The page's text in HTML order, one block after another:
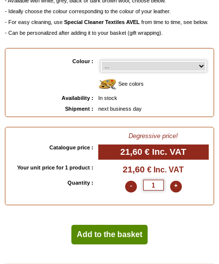
- Ideally choose the colour corresponding to the colour of your leather.
- For easy cleaning, use Special Cleaner Textiles AVEL from time to time, see below.
- Can be personalized after adding it to your basket (gift wrapping).
Colour :
See colors
Availability :
In stock
Shipment :
next business day
Degressive price!
Catalogue price : 21,60 € Inc. VAT
Your unit price for 1 product : 21,60 € Inc. VAT
Quantity : - +
Add to the basket